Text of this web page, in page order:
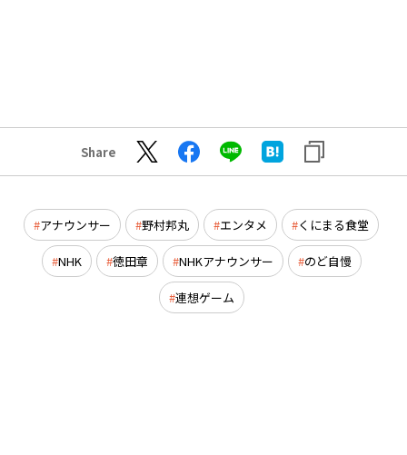
Share
アナウンサー 野村邦丸 エンタメ くにまる食堂
NHK 徳田章 NHKアナウンサー のど自慢
連想ゲーム